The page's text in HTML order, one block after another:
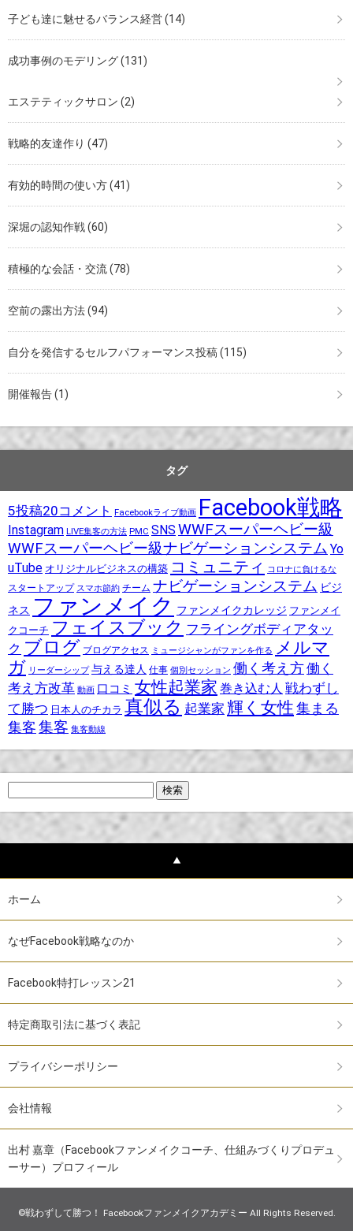
子ども達に魅せるバランス経営(14)
成功事例のモデリング(131)
エステティックサロン (2)
戦略的友達作り (47)
有効的時間の使い方(41)
深堀の認知作戦(60)
積極的な会話・交流(78)
空前の露出方法(94)
自分を発信するセルフパフォーマンス投稿(115)
開催報告(1)
タグ
5投稿20コメント Facebookライブ動画 Facebook戦略
Instagram LIVE集客の方法 PMC SNS WWFスーパーヘビー級
WWFスーパーヘビー級ナビゲーションシステム Yo
uTube オリジナルビジネスの構築 コミュニティ
コロナに負けるな
スタートアップ スマホ節約 チーム ナビゲーションシステム ビジ
ネス ファンメイク ファンメイクカレッジ ファンメイ
クコーチ フェイスブック フライングボディアタッ
ク ブログ ブログアクセス ミュージシャンがファンを作る
メルマ
ガ リーダーシップ 与える達人 仕事 個別セッション 働く考え方働く
考え方改革 動画 口コミ 女性起業家 巻き込む人 戦わずし
て勝つ 日本人のチカラ 真似る 起業家 輝く女性集まる
集客集客 集客動線
ホーム
なぜFacebook戦略なのか
Facebook特打レッスン21
特定商取引法に基づく表記
プライバシーポリシー
会社情報
出村 嘉章（Facebookファンメイクコーチ、仕組みづくりプロデュ
ーサー）プロフィール
©戦わずして勝つ！ Facebookファンメイクアカデミー All Rights Reserved.